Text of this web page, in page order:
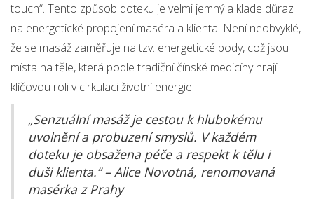
touch“. Tento způsob doteku je velmi jemný a klade důraz
na energetické propojení maséra a klienta. Není neobvyklé,
že se masáž zaměřuje na tzv. energetické body, což jsou
místa na těle, která podle tradiční čínské medicíny hrají
klíčovou roli v cirkulaci životní energie.
„Senzuální masáž je cestou k hlubokému
uvolnění a probuzení smyslů. V každém
doteku je obsažena péče a respekt k tělu i
duši klienta.“ – Alice Novotná, renomovaná
masérka z Prahy